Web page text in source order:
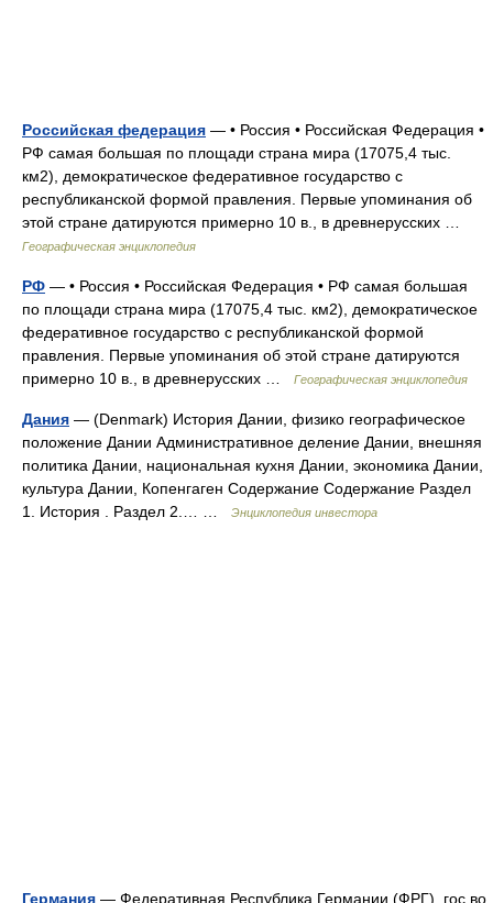
Российская федерация — • Россия • Российская Федерация •
РФ самая большая по площади страна мира (17075,4 тыс.
км2), демократическое федеративное государство с
республиканской формой правления. Первые упоминания об
этой стране датируются примерно 10 в., в древнерусских …
Географическая энциклопедия
РФ — • Россия • Российская Федерация • РФ самая большая
по площади страна мира (17075,4 тыс. км2), демократическое
федеративное государство с республиканской формой
правления. Первые упоминания об этой стране датируются
примерно 10 в., в древнерусских …
Географическая энциклопедия
Дания — (Denmark) История Дании, физико географическое
положение Дании Административное деление Дании, внешняя
политика Дании, национальная кухня Дании, экономика Дании,
культура Дании, Копенгаген Содержание Содержание Раздел
1. История . Раздел 2.… …
Энциклопедия инвестора
Германия — Федеративная Республика Германии (ФРГ), гос во